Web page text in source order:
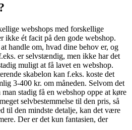
webshops med forskellige
ikke ét facit på den gode webshop.
handle om, hvad dine behov er, og
er selvstændig, men ikke har det
muligt at få lavet en webshop.
skabelon kan f.eks. koste det
3-400 kr. om måneden. Selvom det
stadig få en webshop oppe at køre
selvbestemmelse til den pris, så
til den mindste detalje, kan det være
Der er det kun fantasien, der